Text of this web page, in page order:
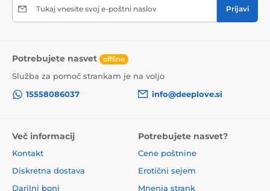
Dimenzije:
premer 3,5 cm
uporabna dolžina 14 cm
Aplikacija za prenos:
Google Play
Izdelek je uvrščen v kategorijah
Tukaj vnesite svoj e-poštni naslov Prijavi
Potrebujete nasvet offline
Služba za pomoč strankam je na voljo
15558086037
info@deeplove.si
Več informacij
Kontakt
Diskretna dostava
Darilni boni
Potrebujete nasvet?
Cene poštnine
Erotični sejem
Mnenja strank